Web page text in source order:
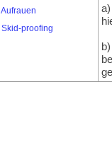
Aufrauen
Skid-proofing